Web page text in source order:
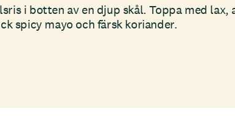
i botten av en djup skål. Toppa med lax,
spicy mayo och färsk koriander.